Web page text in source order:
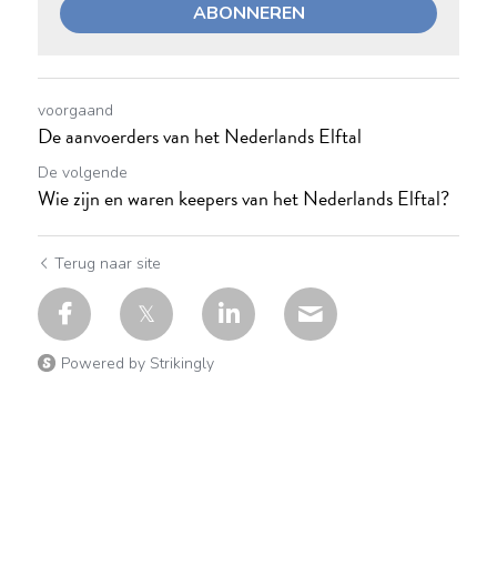
ABONNEREN
voorgaand
De aanvoerders van het Nederlands Elftal
De volgende
Wie zijn en waren keepers van het Nederlands Elftal?
Terug naar site
Powered by Strikingly